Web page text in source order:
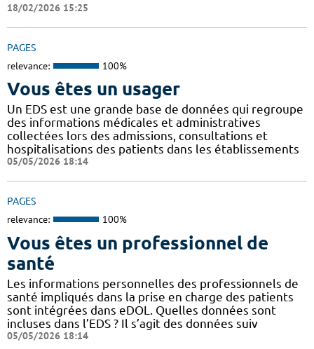
18/02/2026 15:25
PAGES
relevance: 100%
Vous êtes un usager
Un EDS est une grande base de données qui regroupe
des informations médicales et administratives
collectées lors des admissions, consultations et
hospitalisations des patients dans les établissements
05/05/2026 18:14
PAGES
relevance: 100%
Vous êtes un professionnel de
santé
Les informations personnelles des professionnels de
santé impliqués dans la prise en charge des patients
sont intégrées dans eDOL. Quelles données sont
incluses dans l’EDS ? Il s’agit des données suiv
05/05/2026 18:14